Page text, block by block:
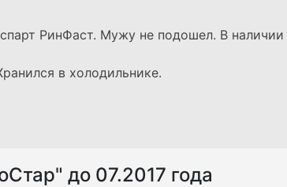
РинФаст. Мужу не подошел. В наличии
в холодильнике.
до 07.2017 года